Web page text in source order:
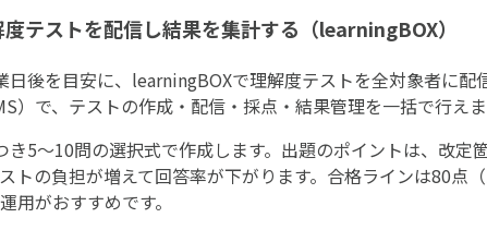
テストを配信し結果を集計する（learningBOX）
日後を目安に、learningBOXで理解度テストを全対象者に配
）で、テストの作成・配信・採点・結果管理を一括で行えま
き5〜10問の選択式で作成します。出題のポイントは、改定
トの負担が増えて回答率が下がります。合格ラインは80点
用がおすすめです。